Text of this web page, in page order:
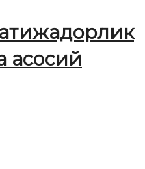
асосий